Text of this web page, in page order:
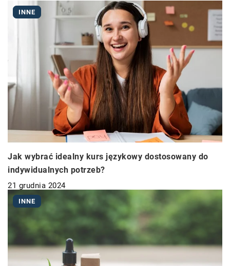
INNE
Jak wybrać idealny kurs językowy dostosowany do
indywidualnych potrzeb?
21 grudnia 2024
INNE